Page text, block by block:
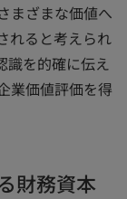
まざまな価値へ
れると考えられ
識を的確に伝え
業価値評価を得
財務資本